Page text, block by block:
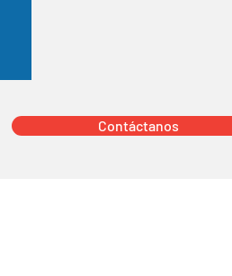
Contáctanos